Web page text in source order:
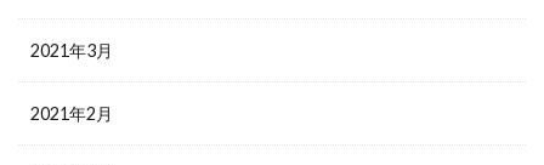
2021年3月
2021年2月